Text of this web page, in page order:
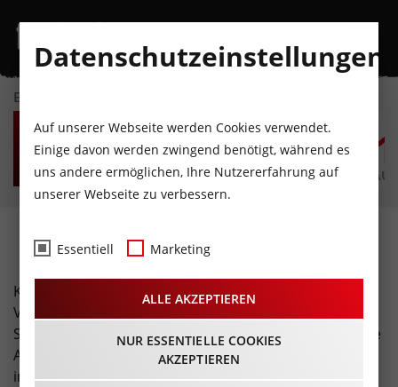
EVENTKALENDER
SA
8
AUGUST
SO
9
AUGUST
MO
10
AUGUST
DI
11
AUGUST
MI
12
AUGUST
Kabarett · Theater
Kabarett- und Theater-Fans sind hier genau richtig.
Von herzhafter Comedy bis hin zu faszinierendem
Schauspiel, für jeden Kulturliebhaber ist was dabei. Die
Auswahl im Raum Tirol ist groß - also lasst euch
inspirieren und findet das passende Event für einen
Datenschutzeinstellungen
Auf unserer Webseite werden Cookies verwendet.
Einige davon werden zwingend benötigt, während es
uns andere ermöglichen, Ihre Nutzererfahrung auf
unserer Webseite zu verbessern.
Essentiell Marketing
ALLE AKZEPTIEREN
NUR ESSENTIELLE COOKIES
AKZEPTIEREN